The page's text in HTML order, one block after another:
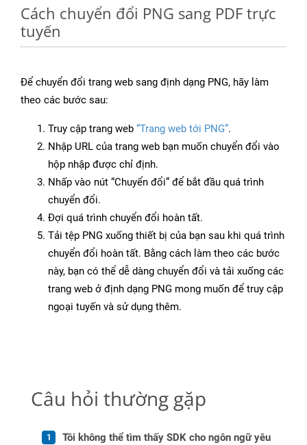
Cách chuyển đổi PNG sang PDF trực
tuyến
Để chuyển đổi trang web sang định dạng PNG, hãy làm
theo các bước sau:
Truy cập trang web “Trang web tới PNG”.
Nhập URL của trang web bạn muốn chuyển đổi vào
hộp nhập được chỉ định.
Nhấp vào nút “Chuyển đổi” để bắt đầu quá trình
chuyển đổi.
Đợi quá trình chuyển đổi hoàn tất.
Tải tệp PNG xuống thiết bị của bạn sau khi quá trình
chuyển đổi hoàn tất. Bằng cách làm theo các bước
này, bạn có thể dễ dàng chuyển đổi và tải xuống các
trang web ở định dạng PNG mong muốn để truy cập
ngoại tuyến và sử dụng thêm.
Câu hỏi thường gặp
Tôi không thể tìm thấy SDK cho ngôn ngữ yêu